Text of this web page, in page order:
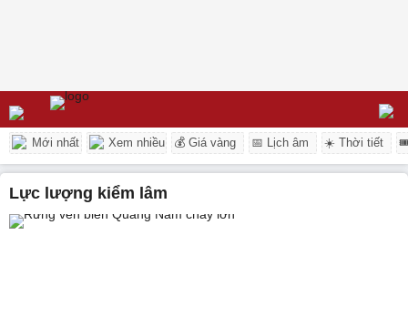
Mới nhất Xem nhiều 💰 Giá vàng 📅 Lịch âm ☀️ Thời tiết
lực lượng kiểm lâm